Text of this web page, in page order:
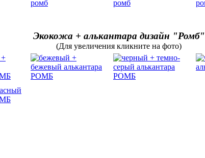
Экокожа + алькантара дизайн "Ромб"
(Для увеличения кликните на фото)